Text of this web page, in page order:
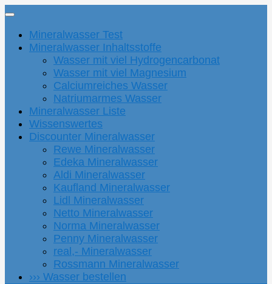
Mineralwasser Test
Mineralwasser Inhaltsstoffe
Wasser mit viel Hydrogencarbonat
Wasser mit viel Magnesium
Calciumreiches Wasser
Natriumarmes Wasser
Mineralwasser Liste
Wissenswertes
Discounter Mineralwasser
Rewe Mineralwasser
Edeka Mineralwasser
Aldi Mineralwasser
Kaufland Mineralwasser
Lidl Mineralwasser
Netto Mineralwasser
Norma Mineralwasser
Penny Mineralwasser
real,- Mineralwasser
Rossmann Mineralwasser
››› Wasser bestellen